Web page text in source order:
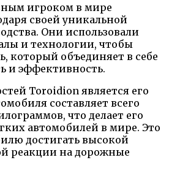
игроком в мире
своей уникальной
Они использовали
и технологии, чтобы
который объединяет в себе
и эффективность.
Toroidion является его
составляет всего
что делает его
автомобилей в мире. Это
достигать высокой
реакции на дорожные